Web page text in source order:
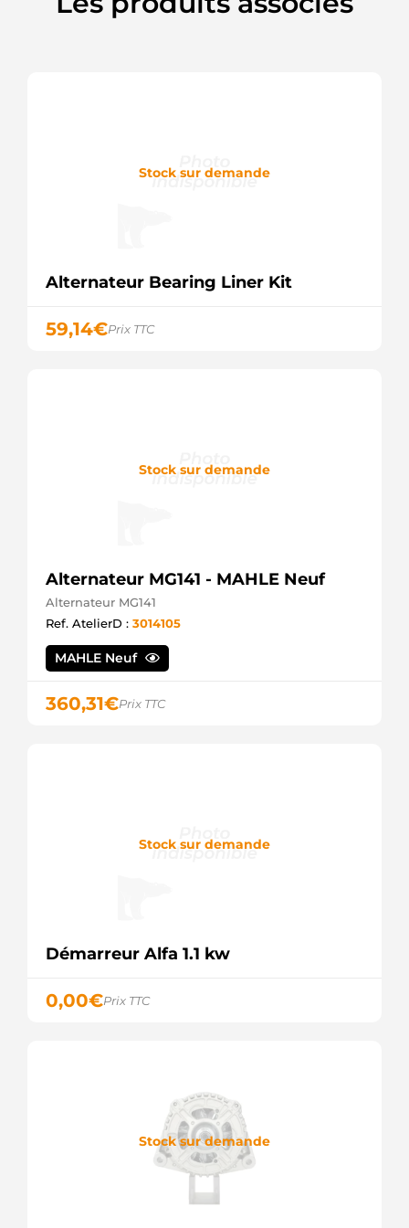
68100366AA
Stock sur demande
Alternateur Bearing Liner Kit
59,14€Prix TTC
Stock sur demande
Alternateur MG141 - MAHLE Neuf
Alternateur MG141
Ref. AtelierD : 3014105
MAHLE Neuf
360,31€Prix TTC
Stock sur demande
Démarreur Alfa 1.1 kw
0,00€Prix TTC
Stock sur demande